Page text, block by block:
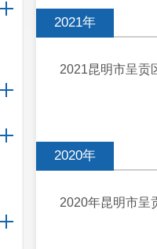
2021年
2021昆明市呈贡
2020年
2020年昆明市呈